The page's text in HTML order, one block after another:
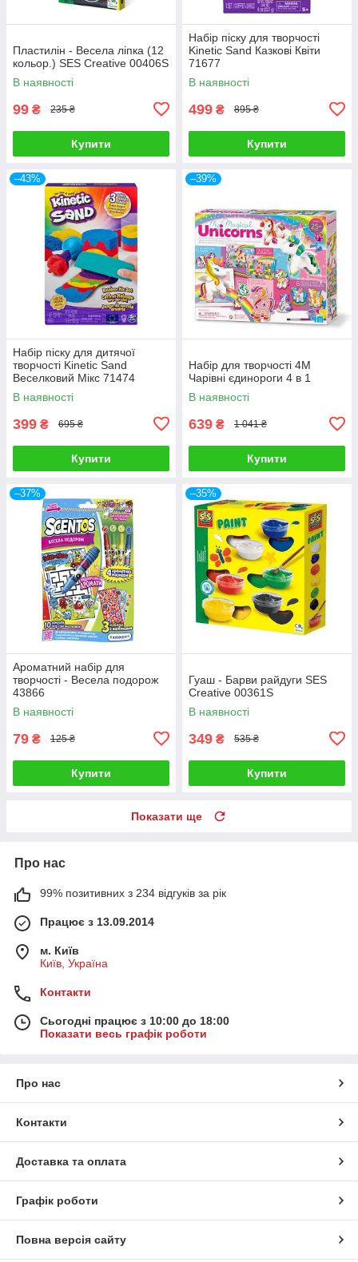
Пластилін - Весела ліпка (12
кольор.) SES Creative 00406S
В наявності
99 ₴ 235 ₴
Купити
Набір піску для творчості
Kinetic Sand Казкові Квіти
71677
В наявності
499 ₴ 895 ₴
Купити
–43%
Набір піску для дитячої
творчості Kinetic Sand
Веселковий Мікс 71474
В наявності
399 ₴ 695 ₴
Купити
–39%
Набір для творчості 4M
Чарівні єдинороги 4 в 1
В наявності
639 ₴ 1 041 ₴
Купити
–37%
Ароматний набір для
творчості - Весела подорож
43866
В наявності
79 ₴ 125 ₴
Купити
–35%
Гуаш - Барви райдуги SES
Creative 00361S
В наявності
349 ₴ 535 ₴
Купити
Показати ще
Про нас
99% позитивних з 234 відгуків за рік
Працює з 13.09.2014
м. Київ
Київ, Україна
Контакти
Сьогодні працює з 10:00 до 18:00
Показати весь графік роботи
Про нас
Контакти
Доставка та оплата
Графік роботи
Повна версія сайту